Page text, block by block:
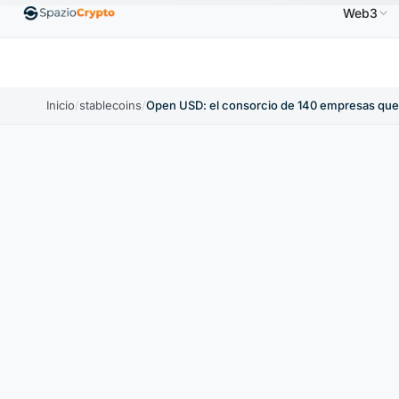
↑1.10% EthereumETH1880,58 US$ ↑0.00%
Web3
Inicio/stablecoins/Open USD: el consorcio de 140 empresas